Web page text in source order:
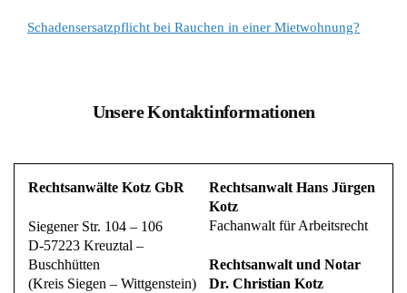
Schadensersatzpflicht bei Rauchen in einer Mietwohnung?
Unsere Kontaktinformationen
Rechtsanwälte Kotz GbR
Siegener Str. 104 – 106
D-57223 Kreuztal –
Buschhütten
(Kreis Siegen – Wittgenstein)
Rechtsanwalt Hans Jürgen
Kotz
Fachanwalt für Arbeitsrecht
Rechtsanwalt und Notar
Dr. Christian Kotz